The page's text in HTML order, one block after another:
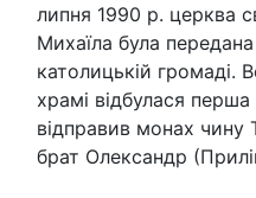
липня 1990 р. церква
Михаїла була
католицькій громаді.
храмі відбулася
відправив монах
брат Олександр